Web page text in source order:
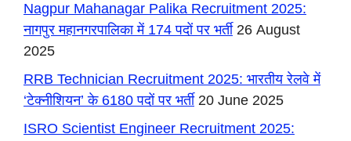
Nagpur Mahanagar Palika Recruitment 2025:
नागपुर महानगरपालिका में 174 पदों पर भर्ती 26 August
2025
RRB Technician Recruitment 2025: भारतीय रेलवे में
‘टेक्नीशियन’ के 6180 पदों पर भर्ती 20 June 2025
ISRO Scientist Engineer Recruitment 2025: